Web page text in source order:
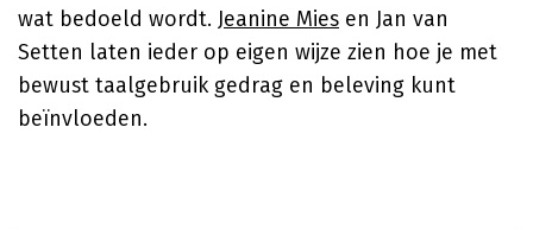
wat bedoeld wordt. Jeanine Mies en Jan van
Setten laten ieder op eigen wijze zien hoe je met
bewust taalgebruik gedrag en beleving kunt
beïnvloeden.